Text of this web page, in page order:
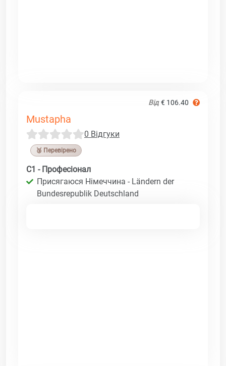
Від € 106.40
Mustapha
0 Відгуки
🥉 Перевірено
C1 - Професіонал
Присягаюся Німеччина - Ländern der
Bundesrepublik Deutschland